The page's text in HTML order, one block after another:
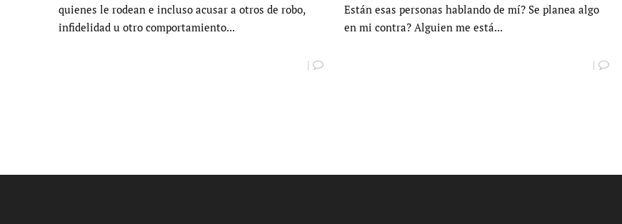
quienes le rodean e incluso acusar a otros de robo,
infidelidad u otro comportamiento...
|
Están esas personas hablando de mí? Se planea algo
en mi contra? Alguien me está...
|